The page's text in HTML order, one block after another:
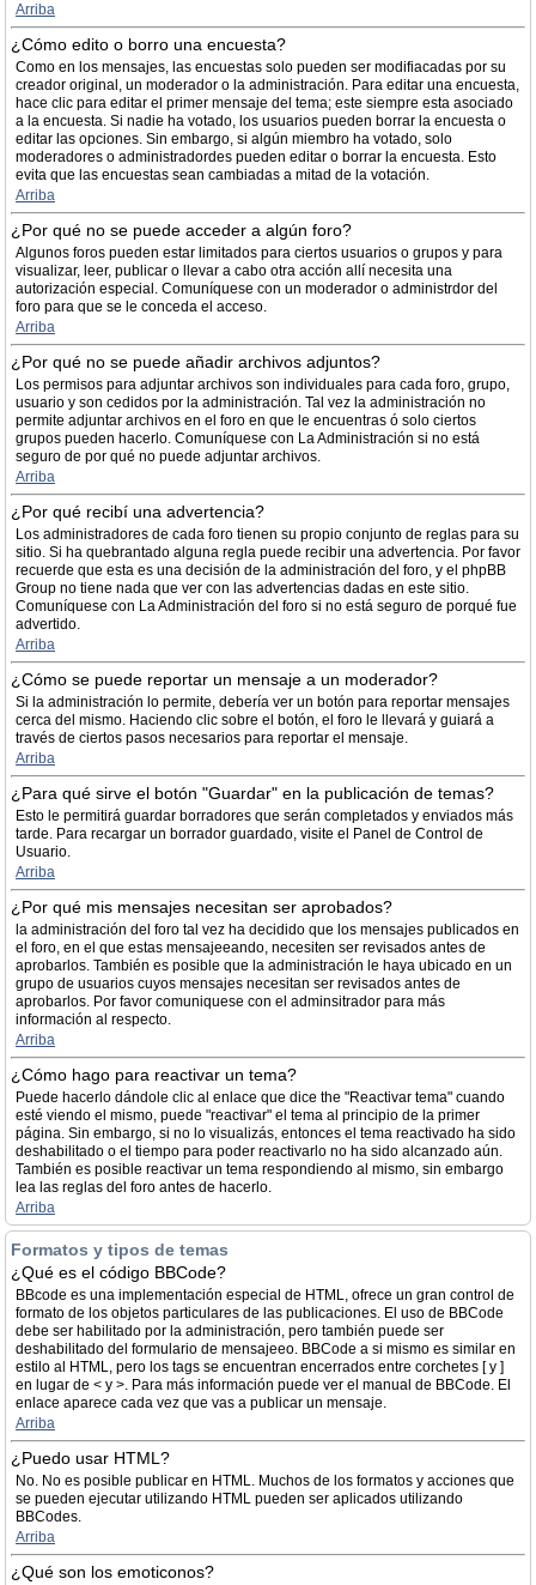
Arriba
¿Cómo edito o borro una encuesta?
Como en los mensajes, las encuestas solo pueden ser modifiacadas por su
creador original, un moderador o la administración. Para editar una encuesta,
hace clic para editar el primer mensaje del tema; este siempre esta asociado
a la encuesta. Si nadie ha votado, los usuarios pueden borrar la encuesta o
editar las opciones. Sin embargo, si algún miembro ha votado, solo
moderadores o administradordes pueden editar o borrar la encuesta. Esto
evita que las encuestas sean cambiadas a mitad de la votación.
Arriba
¿Por qué no se puede acceder a algún foro?
Algunos foros pueden estar limitados para ciertos usuarios o grupos y para
visualizar, leer, publicar o llevar a cabo otra acción allí necesita una
autorización especial. Comuníquese con un moderador o administrdor del
foro para que se le conceda el acceso.
Arriba
¿Por qué no se puede añadir archivos adjuntos?
Los permisos para adjuntar archivos son individuales para cada foro, grupo,
usuario y son cedidos por la administración. Tal vez la administración no
permite adjuntar archivos en el foro en que le encuentras ó solo ciertos
grupos pueden hacerlo. Comuníquese con La Administración si no está
seguro de por qué no puede adjuntar archivos.
Arriba
¿Por qué recibí una advertencia?
Los administradores de cada foro tienen su propio conjunto de reglas para su
sitio. Si ha quebrantado alguna regla puede recibir una advertencia. Por favor
recuerde que esta es una decisión de la administración del foro, y el phpBB
Group no tiene nada que ver con las advertencias dadas en este sitio.
Comuníquese con La Administración del foro si no está seguro de porqué fue
advertido.
Arriba
¿Cómo se puede reportar un mensaje a un moderador?
Si la administración lo permite, debería ver un botón para reportar mensajes
cerca del mismo. Haciendo clic sobre el botón, el foro le llevará y guiará a
través de ciertos pasos necesarios para reportar el mensaje.
Arriba
¿Para qué sirve el botón "Guardar" en la publicación de temas?
Esto le permitirá guardar borradores que serán completados y enviados más
tarde. Para recargar un borrador guardado, visite el Panel de Control de
Usuario.
Arriba
¿Por qué mis mensajes necesitan ser aprobados?
la administración del foro tal vez ha decidido que los mensajes publicados en
el foro, en el que estas mensajeeando, necesiten ser revisados antes de
aprobarlos. También es posible que la administración le haya ubicado en un
grupo de usuarios cuyos mensajes necesitan ser revisados antes de
aprobarlos. Por favor comuniquese con el adminsitrador para más
información al respecto.
Arriba
¿Cómo hago para reactivar un tema?
Puede hacerlo dándole clic al enlace que dice the "Reactivar tema" cuando
esté viendo el mismo, puede "reactivar" el tema al principio de la primer
página. Sin embargo, si no lo visualizás, entonces el tema reactivado ha sido
deshabilitado o el tiempo para poder reactivarlo no ha sido alcanzado aún.
También es posible reactivar un tema respondiendo al mismo, sin embargo
lea las reglas del foro antes de hacerlo.
Arriba
Formatos y tipos de temas
¿Qué es el código BBCode?
BBcode es una implementación especial de HTML, ofrece un gran control de
formato de los objetos particulares de las publicaciones. El uso de BBCode
debe ser habilitado por la administración, pero también puede ser
deshabilitado del formulario de mensajeeo. BBCode a si mismo es similar en
estilo al HTML, pero los tags se encuentran encerrados entre corchetes [ y ]
en lugar de < y >. Para más información puede ver el manual de BBCode. El
enlace aparece cada vez que vas a publicar un mensaje.
Arriba
¿Puedo usar HTML?
No. No es posible publicar en HTML. Muchos de los formatos y acciones que
se pueden ejecutar utilizando HTML pueden ser aplicados utilizando
BBCodes.
Arriba
¿Qué son los emoticonos?